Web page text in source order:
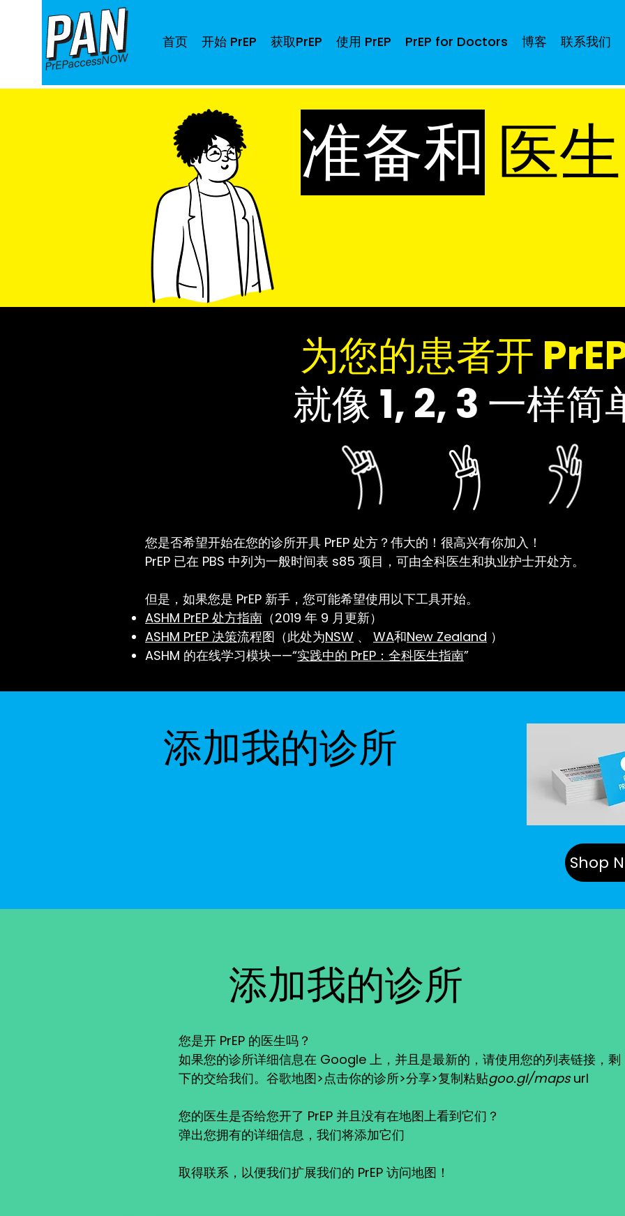
首页 开始 PrEP 获取PrEP 使用 PrEP PrEP for Doctors 博客 联系我们
准备和 医生
为您的患者开
就像 1, 2, 3 一样简
您是否希望开始在您的诊所开具 PrEP 处方？伟大的！很高兴有你加入！
PrEP 已在 PBS 中列为一般时间表 s85 项目，可由全科医生和执业护士开处方。
但是，如果您是 PrEP 新手，您可能希望使用以下工具开始。
ASHM PrEP 处方指南 （2019 年 9 月更新）
ASHM PrEP 决策流程图（此处为NSW 、 WA和New Zealand ）
ASHM 的在线学习模块——“实践中的 PrEP：全科医生指南”
添加我的诊所
Shop
添加我的诊所
您是开 PrEP 的医生吗？
如果您的诊所详细信息在 Google 上，并且是最新的，请使用您的列表链接，剩
下的交给我们。谷歌地图>点击你的诊所>分享>复制粘贴goo.gl/mapsurl
您的医生是否给您开了 PrEP 并且没有在地图上看到它们？
弹出您拥有的详细信息，我们将添加它们
取得联系，以便我们扩展我们的 PrEP 访问地图！